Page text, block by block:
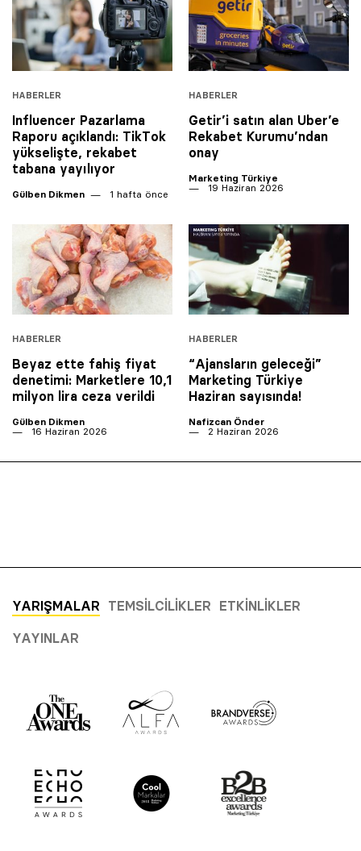
HABERLER
Influencer Pazarlama
Raporu açıklandı: TikTok
yükselişte, rekabet
tabana yayılıyor
Gülben Dikmen 1 hafta önce
HABERLER
Getir’i satın alan Uber’e
Rekabet Kurumu’ndan
onay
Marketing Türkiye
19 Haziran 2026
HABERLER
Beyaz ette fahiş fiyat
denetimi: Marketlere 10,1
milyon lira ceza verildi
Gülben Dikmen
16 Haziran 2026
HABERLER
“Ajansların geleceği”
Marketing Türkiye
Haziran sayısında!
Nafizcan Önder
2 Haziran 2026
YARIŞMALAR TEMSILCILIKLER ETKINLIKLER
YAYINLAR